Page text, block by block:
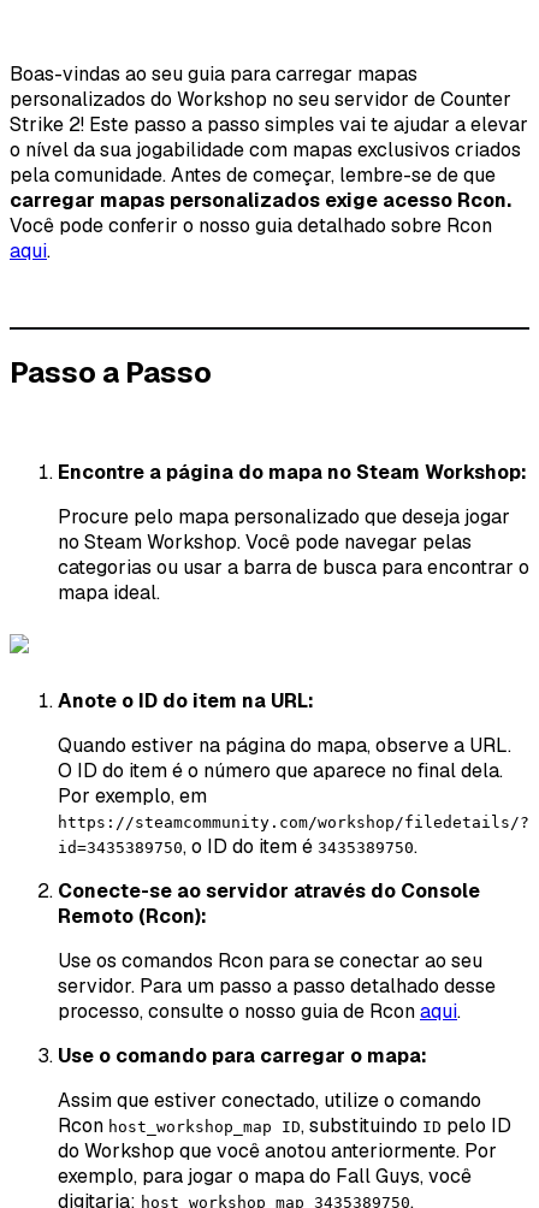
Boas-vindas ao seu guia para carregar mapas
personalizados do Workshop no seu servidor de Counter
Strike 2! Este passo a passo simples vai te ajudar a elevar
o nível da sua jogabilidade com mapas exclusivos criados
pela comunidade. Antes de começar, lembre-se de que
carregar mapas personalizados exige acesso Rcon.
Você pode conferir o nosso guia detalhado sobre Rcon
aqui.
Passo a Passo
Encontre a página do mapa no Steam Workshop:
Procure pelo mapa personalizado que deseja jogar
no Steam Workshop. Você pode navegar pelas
categorias ou usar a barra de busca para encontrar o
mapa ideal.
Anote o ID do item na URL:
Quando estiver na página do mapa, observe a URL.
O ID do item é o número que aparece no final dela.
Por exemplo, em
https://steamcommunity.com/workshop/filedetails/?
id=3435389750, o ID do item é 3435389750.
Conecte-se ao servidor através do Console
Remoto (Rcon):
Use os comandos Rcon para se conectar ao seu
servidor. Para um passo a passo detalhado desse
processo, consulte o nosso guia de Rconaqui.
Use o comando para carregar o mapa:
Assim que estiver conectado, utilize o comando
Rcon host_workshop_map ID, substituindo ID pelo ID
do Workshop que você anotou anteriormente. Por
exemplo, para jogar o mapa do Fall Guys, você
digitaria: host_workshop_map 3435389750.